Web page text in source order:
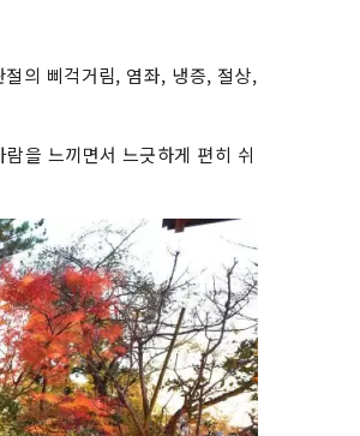
의 삐걱거림, 염좌, 냉증, 절상,
을 느끼면서 느긋하게 편히 쉬